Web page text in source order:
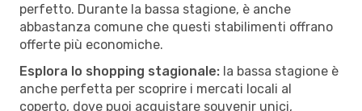
perfetto. Durante la bassa stagione, è anche
abbastanza comune che questi stabilimenti offrano
offerte più economiche.
Esplora lo shopping stagionale: la bassa stagione è
anche perfetta per scoprire i mercati locali al
coperto, dove puoi acquistare souvenir unici,